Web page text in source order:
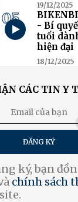
19/12/2025
05
- Bí
tuổi
hiện đại
18/12/2025
CÁC TIN Y
ĐĂNG KÝ
ký, bạn
chính sách